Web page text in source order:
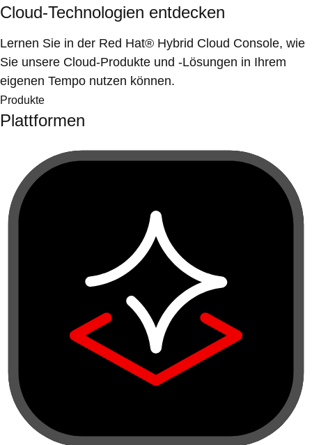
Cloud-Technologien entdecken
Lernen Sie in der Red Hat® Hybrid Cloud Console, wie
Sie unsere Cloud-Produkte und -Lösungen in Ihrem
eigenen Tempo nutzen können.
Produkte
Plattformen